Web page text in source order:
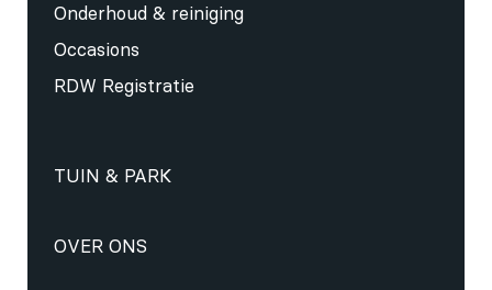
Onderhoud & reiniging
Occasions
RDW Registratie
TUIN & PARK
OVER ONS